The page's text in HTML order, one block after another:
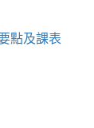
點及課表